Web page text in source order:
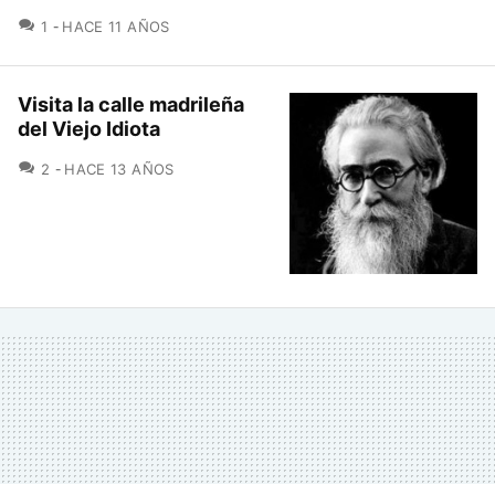
1 COMENTARIOS
HACE 11 AÑOS
Visita la calle madrileña
del Viejo Idiota
2 COMENTARIOS
HACE 13 AÑOS